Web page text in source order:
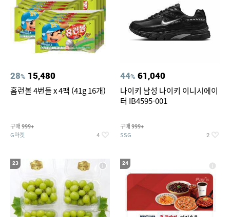
28% 15,480
홈런볼 4번들 x 4팩 (41g 16개)
구매 999+
G마켓 4
44% 61,040
나이키 남성 나이키 이니시에이
터 IB4595-001
구매 999+
SSG 2
23 24